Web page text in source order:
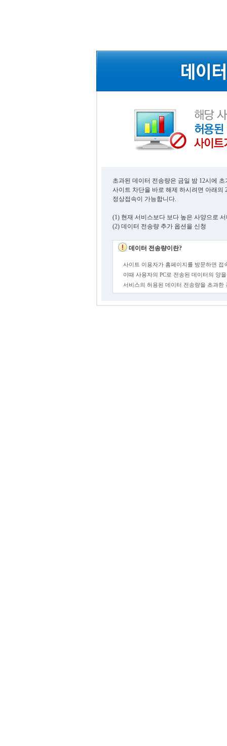
초과된 데이터 전송량은 금일 밤 12시에
사이트 차단을 바로 해제 하시려면 아래의
정상접속이 가능합니다.
(1) 현재 서비스보다 보다 높은 사양으로
(2) 데이터 전송량 추가 옵션을 신청
데이터 전송량이란?
사이트 이용자가 홈페이지를 방문하면 접
이때 사용자의 PC로 전송된 데이터의 양
서비스의 허용된 데이터 전송량을 초과